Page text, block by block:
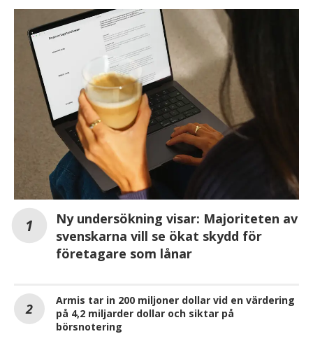
Ny undersökning visar: Majoriteten av
svenskarna vill se ökat skydd för
företagare som lånar
Armis tar in 200 miljoner dollar vid en värdering
på 4,2 miljarder dollar och siktar på
börsnotering